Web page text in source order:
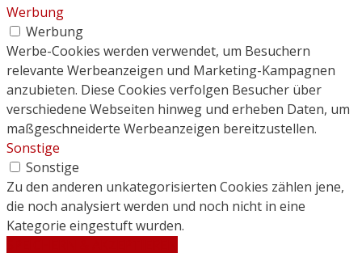
Werbung
Werbung
Werbe-Cookies werden verwendet, um Besuchern
relevante Werbeanzeigen und Marketing-Kampagnen
anzubieten. Diese Cookies verfolgen Besucher über
verschiedene Webseiten hinweg und erheben Daten, um
maßgeschneiderte Werbeanzeigen bereitzustellen.
Sonstige
Sonstige
Zu den anderen unkategorisierten Cookies zählen jene,
die noch analysiert werden und noch nicht in eine
Kategorie eingestuft wurden.